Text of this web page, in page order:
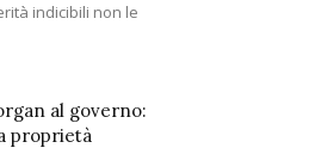
indicibili non le
al governo:
proprietà